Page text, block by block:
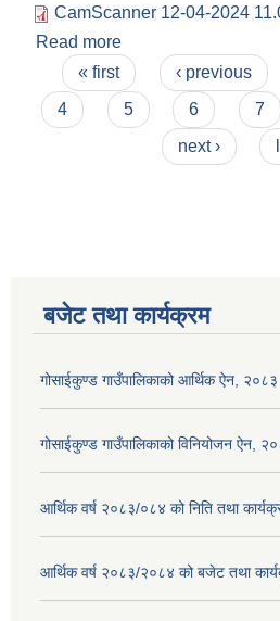
CamScanner 12-04-2024
Read more
छात्रवृत्ति कार्यक्रम
Pages
« first ‹ previous
4
5 6 7
next ›
बजेट तथा कार्यक्रम
गोसाईकुण्ड गाउँपालिकाको आर्थिक ऐन, २०८३
गोसाईकुण्ड गाउँपालिकाको विनियोजन ऐन,
आर्थिक वर्ष २०८३/०८४ को निति तथा
आर्थिक वर्ष २०८३/२०८४ को बजेट तथा